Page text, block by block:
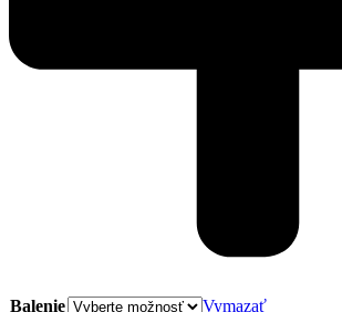
Balenie
Vymazať